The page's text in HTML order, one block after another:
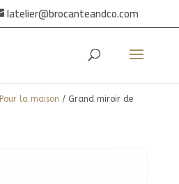
latelier@brocanteandco.com
Pour la maison / Grand miroir de